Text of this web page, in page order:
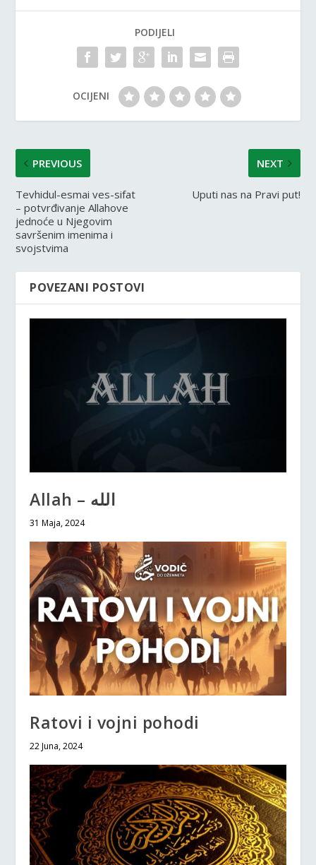
PODIJELI
OCIJENI
PREVIOUS
Tevhidul-esmai ves-sifat
– potvrđivanje Allahove
jednoće u Njegovim
savršenim imenima i
svojstvima
NEXT
Uputi nas na Pravi put!
POVEZANI POSTOVI
Allah – الله
31 Maja, 2024
Ratovi i vojni pohodi
22 Juna, 2024